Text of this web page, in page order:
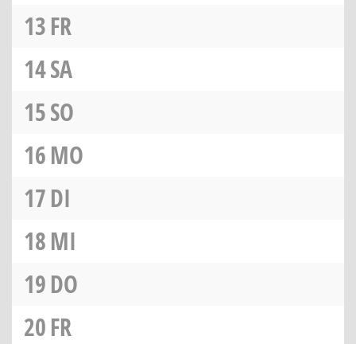
13FR
14SA
15SO
16MO
17DI
18MI
19DO
20FR